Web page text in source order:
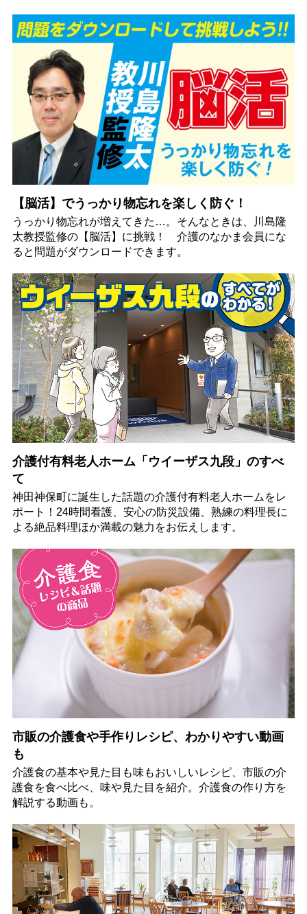
【脳活】でうっかり物忘れを楽しく防ぐ！
うっかり物忘れが増えてきた…。そんなときは、川島隆
太教授監修の【脳活】に挑戦！ 介護のなかま会員にな
ると問題がダウンロードできます。
介護付有料老人ホーム「ウイーザス九段」のすべ
て
神田神保町に誕生した話題の介護付有料老人ホームをレ
ポート！24時間看護、安心の防災設備、熟練の料理長に
よる絶品料理ほか満載の魅力をお伝えします。
市販の介護食や手作りレシピ、わかりやすい動画
も
介護食の基本や見た目も味もおいしいレシピ、市販の介
護食を食べ比べ、味や見た目を紹介。介護食の作り方を
解説する動画も。